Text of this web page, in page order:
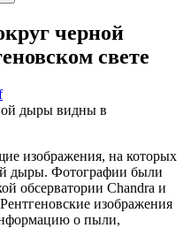
черной
свете
изображения, на которых
дыры. Фотографии были
обсерватории Chandra и
изображения
о пыли,